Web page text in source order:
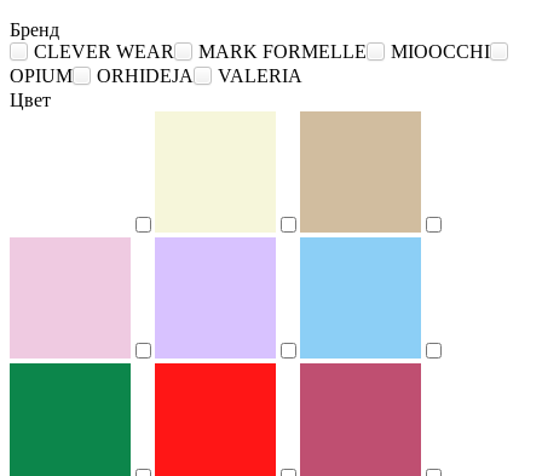
Бренд
CLEVER WEAR
MARK FORMELLE
MIOOCCHI
OPIUM
ORHIDEJA
VALERIA
Цвет